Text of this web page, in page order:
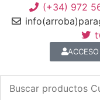
(+34) 972